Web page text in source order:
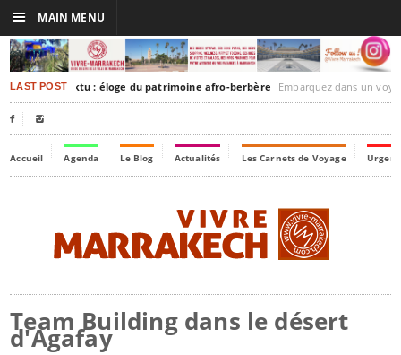
LAST POST
Timbuktu : éloge du patrimoine afro-berbère Embarquez dans un voyage culturel dans le
 
Accueil Agenda Le Blog Actualités Les Carnets de Voyage
Team Building dans le désert
d'Agafay
☰ MAIN MENU